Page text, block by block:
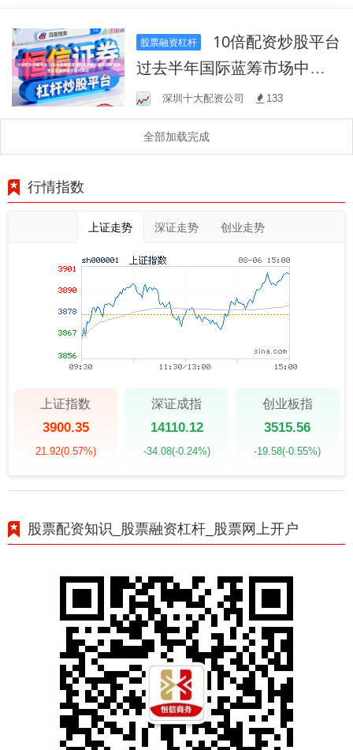
股票融资杠杆
过去半年国际蓝筹市场中网
上配资的资金属性匹配度评
估关键约束边
深圳十大配资公司 133
全部加载完成
行情指数
上证走势 深证走势 创业走势
上证指数
3900.35
21.92(0.57%)
深证成指
14110.12
-34.08(-0.24%)
创业板指
3515.56
-19.58(-0.55%)
股票配资知识_股票融资杠杆_股票网上开户